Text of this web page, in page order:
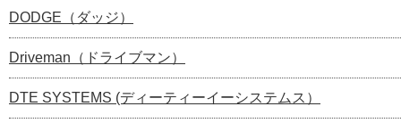
DODGE（ダッジ）
Driveman（ドライブマン）
DTE SYSTEMS (ディーティーイーシステムス）